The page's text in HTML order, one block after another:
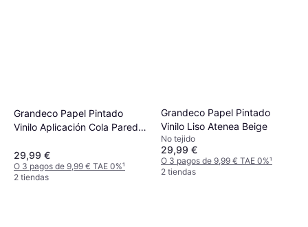
Grandeco Papel Pintado
Vinilo Aplicación Cola Pared
29,99 €
O 3 pagos de 9,99 € TAE 0%¹
2 tiendas
Grandeco Papel Pintado
Vinilo Liso Atenea Beige
No tejido
29,99 €
O 3 pagos de 9,99 € TAE 0%¹
2 tiendas